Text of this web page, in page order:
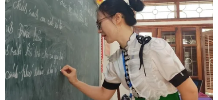
Nhà lãnh đạo Triều Tiên Kim Jong-un (giữa). (Nguồn:
Yonhap/TTXVN)
Hãng thông tấn trung ương Triều Tiên (KCNA)
ngày 29/2 đưa tin nhà lãnh đạo Triều Tiên Kim
Jong-un đã giám sát các cuộc tập trận quân sự.
Theo KCNA, đây là cuộc tập trận nhằm “đánh